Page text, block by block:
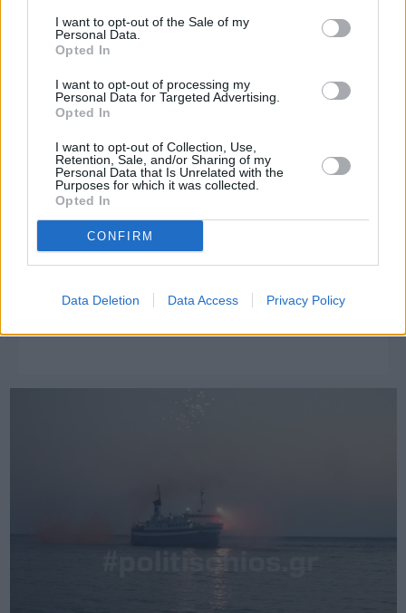
I want to opt-out of the Sale of my
Personal Data.
Opted In
I want to opt-out of processing my
Personal Data for Targeted Advertising.
Opted In
I want to opt-out of Collection, Use,
Retention, Sale, and/or Sharing of my
Personal Data that Is Unrelated with the
Purposes for which it was collected.
Opted In
CONFIRM
Data Deletion Data Access Privacy Policy
ΛΑΣ Β. Αιγαίου: Επιστολή στον Περιφερειάρχη για την